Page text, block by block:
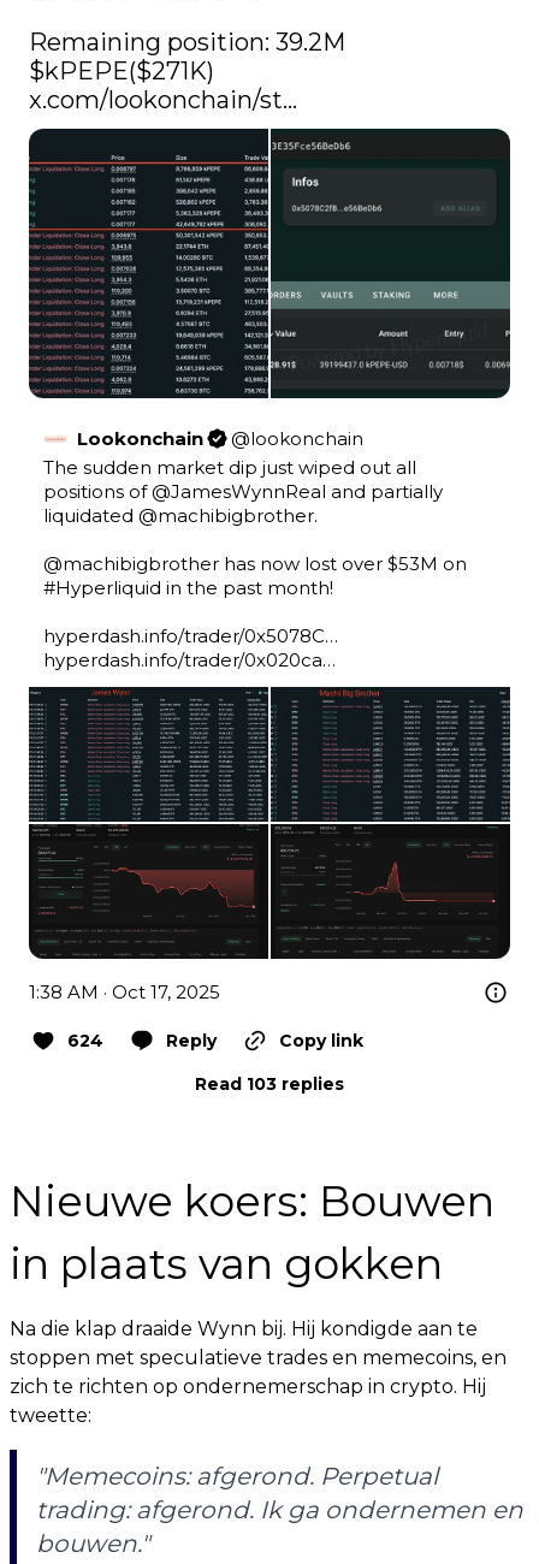
$kPEPE
x.com/lookonchain/st…
Lookonchain @lookonchain
The sudden market dip just wiped out all
positions of @JamesWynnReal and partially
liquidated @machibigbrother.
@machibigbrother
#Hyperliquid in the past month!
hyperdash.info/trader/0x5078C…
hyperdash.info/trader/0x020ca…
1:38 AM · Oct 17, 2025
624 Reply
Copy link
Read 103 replies
Nieuwe koers: Bouwen
in plaats van gokken
Na die klap draaide Wynn bij. Hij kondigde aan te
stoppen met speculatieve trades en memecoins, en
zich te richten op ondernemerschap in crypto. Hij
tweette:
"Memecoins: afgerond. Perpetual
trading: afgerond. Ik ga ondernemen en
bouwen."